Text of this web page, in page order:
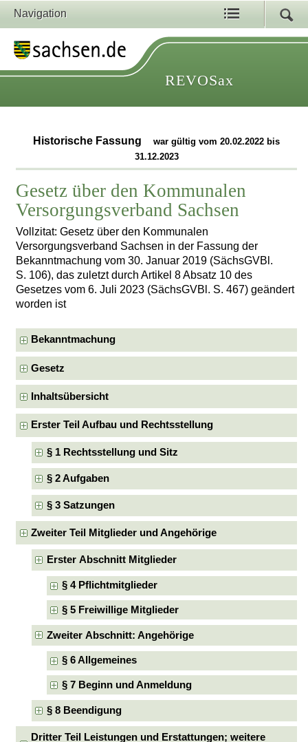
Navigation
REVOSax
Historische Fassung
war gültig vom 20.02.2022 bis
31.12.2023
Gesetz über den Kommunalen
Versorgungsverband Sachsen
Vollzitat: Gesetz über den Kommunalen
Versorgungsverband Sachsen in der Fassung der
Bekanntmachung vom 30. Januar 2019 (SächsGVBl.
S. 106), das zuletzt durch Artikel 8 Absatz 10 des
Gesetzes vom 6. Juli 2023 (SächsGVBl. S. 467) geändert
worden ist
Bekanntmachung
Gesetz
Inhaltsübersicht
Erster Teil Aufbau und Rechtsstellung
§ 1 Rechtsstellung und Sitz
§ 2 Aufgaben
§ 3 Satzungen
Zweiter Teil Mitglieder und Angehörige
Erster Abschnitt Mitglieder
§ 4 Pflichtmitglieder
§ 5 Freiwillige Mitglieder
Zweiter Abschnitt: Angehörige
§ 6 Allgemeines
§ 7 Beginn und Anmeldung
§ 8 Beendigung
Dritter Teil Leistungen und Erstattungen; weitere